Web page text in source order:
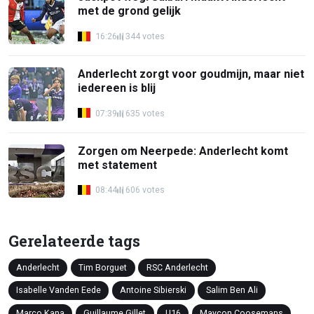
met de grond gelijk
16:26 344 votes
Anderlecht zorgt voor goudmijn, maar niet
iedereen is blij
07:39 635 votes
Zorgen om Neerpede: Anderlecht komt
met statement
08:44 606 votes
Gerelateerde tags
Anderlecht Tim Borguet RSC Anderlecht
Isabelle Vanden Eede Antoine Sibierski Salim Ben Ali